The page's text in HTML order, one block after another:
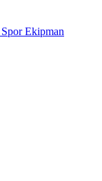
Spor Ekipman